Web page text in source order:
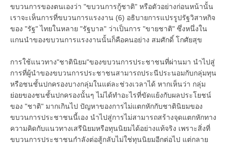
ขบวนการของตนเองว่า "ขบวนการกู้ชาติ" หรือตัวอย่างก่อนหน้านั้น
เราจะเห็นการที่ขบวนการแรงงาน (6) อธิบายการแปรรูปรัฐวิสาหกิจ
ของ "รัฐ" ไทยในหลาย "รัฐบาล" ว่าเป็นการ "ขายชาติ" ซึ่งหนึ่งใน
แกนนำของขบวนการแรงงานนั้นก็คือคนอย่าง สมศักดิ์ โกศัยสุข
การใช้แนวทาง"ชาตินิยม"ของขบวนการประชาชนที่ผ่านมา นำไปสู่
การที่ผู้นำของขบวนการประชาชนสามารถประนีประนอมกับกลุ่มทุน
หรือชนชั้นปกครองบางกลุ่มในแต่ละช่วงเวลาได้ หากเห็นว่า กลุ่ม
ย่อยของชนชั้นปกครองนั้นๆ ไม่ได้ทำอะไรที่ขัดแย้งกับผลประโยชน์
ของ "ชาติ" มากเกินไป ปัญหาของการไม่แตกหักกับชาตินิยมของ
ขบวนการประชาชนนี้เอง นำไปสู่การไม่สามารถสร้างจุดแตกหักทาง
ความคิดกับแนวทางเสรีนิยมหรือทุนนิยมได้อย่างแท้จริง เพราะสิ่งที่
ขบวนการประชาชนกำลังต่อสู้กลับไม่ใช่ทุนนิยมอีกต่อไป แต่กลาย